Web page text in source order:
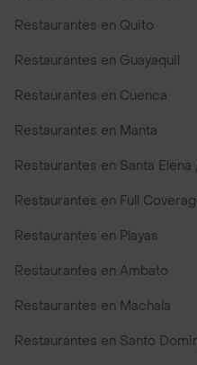
Restaurantes en Quito
Restaurantes en Guayaquil
Restaurantes en Cuenca
Restaurantes en Manta
Restaurantes en Santa
Restaurantes en Full
Restaurantes en Playas
Restaurantes en Ambato
Restaurantes en Machala
Restaurantes en Santo